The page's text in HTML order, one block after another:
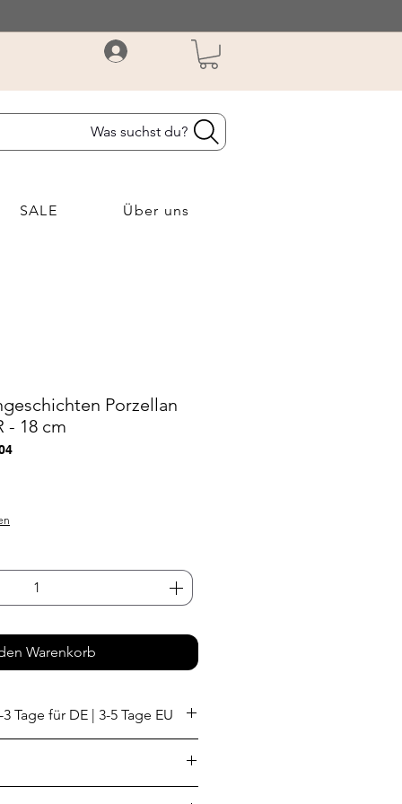
Was suchst du?
SALE Über uns
Porzellan
- 18 cm
Warenkorb
Tage für DE | 3-5 Tage EU